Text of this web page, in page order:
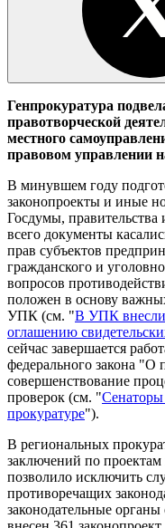
Генпрокуратура
правотворческой
местного
правовом управлении
В минувшем году
законопроекты и иные
Госдумы,
всего документы
прав субъектов
гражданского и
вопросов
положен в основу
УПК (см. "В УПК внесли
оглашению
сейчас завершается
федерального закона "О
совершенствование
проверок (см. "Сенаторы
прокуратуре").
В региональных
заключений по
позволило исключить
противоречащих
законодательные